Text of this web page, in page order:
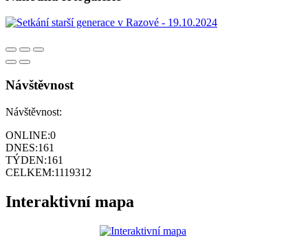
Návštěvnost
Návštěvnost:
ONLINE:0
DNES:161
TÝDEN:161
CELKEM:1119312
Interaktivní mapa